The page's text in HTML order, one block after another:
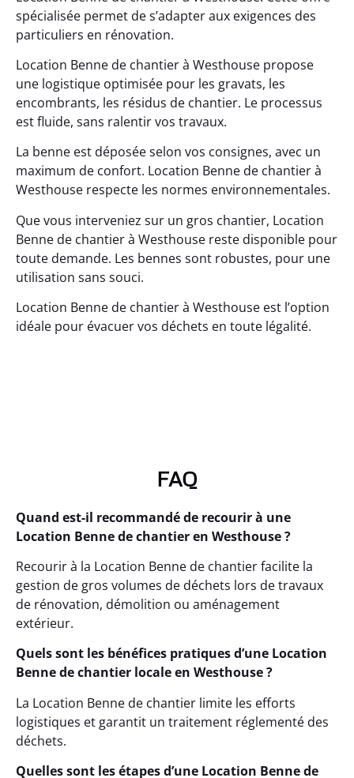
spécialisée permet de s’adapter aux exigences des
particuliers en rénovation.
Location Benne de chantier à Westhouse propose
une logistique optimisée pour les gravats, les
encombrants, les résidus de chantier. Le processus
est fluide, sans ralentir vos travaux.
La benne est déposée selon vos consignes, avec un
maximum de confort. Location Benne de chantier à
Westhouse respecte les normes environnementales.
Que vous interveniez sur un gros chantier, Location
Benne de chantier à Westhouse reste disponible pour
toute demande. Les bennes sont robustes, pour une
utilisation sans souci.
Location Benne de chantier à Westhouse est l’option
idéale pour évacuer vos déchets en toute légalité.
FAQ
Quand est-il recommandé de recourir à une
Location Benne de chantier en Westhouse ?
Recourir à la Location Benne de chantier facilite la
gestion de gros volumes de déchets lors de travaux
de rénovation, démolition ou aménagement
extérieur.
Quels sont les bénéfices pratiques d’une Location
Benne de chantier locale en Westhouse ?
La Location Benne de chantier limite les efforts
logistiques et garantit un traitement réglementé des
déchets.
Quelles sont les étapes d’une Location Benne de